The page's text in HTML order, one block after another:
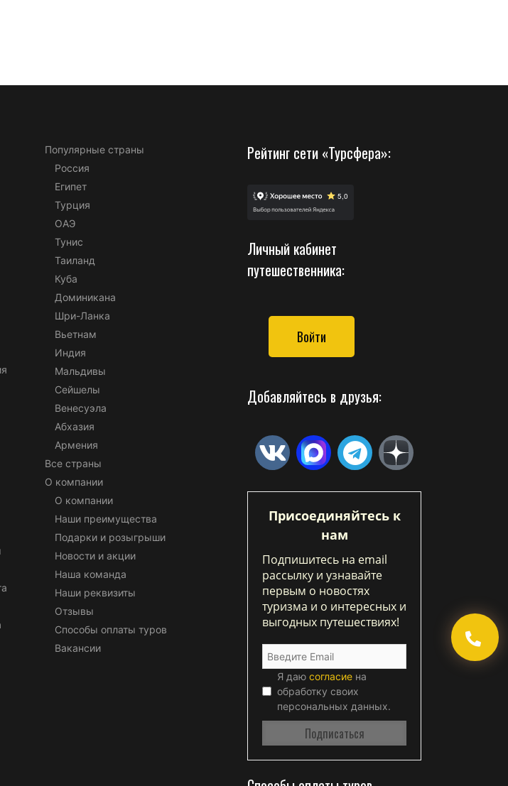
Популярные страны
Россия
Египет
Турция
ОАЭ
Тунис
Таиланд
Куба
Доминикана
Шри-Ланка
Вьетнам
Индия
Мальдивы
Сейшелы
Венесуэла
Абхазия
Армения
Все страны
О компании
О компании
Наши преимущества
Подарки и розыгрыши
Новости и акции
Наша команда
Наши реквизиты
Отзывы
Способы оплаты туров
Вакансии
Рейтинг сети «Турсфера»:
Личный кабинет
путешественника:
Войти
Добавляйтесь в друзья:
Присоединяйтесь к
нам
Подпишитесь на email
рассылку и узнавайте
первым о новостях
туризма и о интересных и
выгодных путешествиях!
Я даю согласие на
обработку своих
персональных данных.